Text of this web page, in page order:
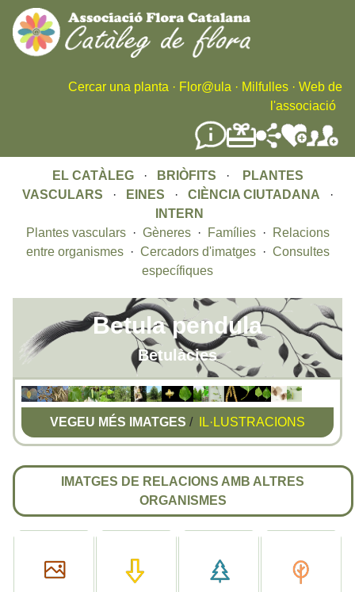
Skip
to
main
content
Cercar una planta · Flor@ula · Milfulles · Web de
l'associació
EL CATÀLEG· BRIÒFITS ·
PLANTES
VASCULARS · EINES · CIÈNCIA CIUTADANA ·
INTERN
Plantes vasculars· Gèneres· Famílies·
Relacions
entre organismes· Cercadors d'imatges· Consultes
específiques
Betula pendula
Betulàcies
VEGEU MÉS IMATGES / IL·LUSTRACIONS
IMATGES DE RELACIONS AMB ALTRES
ORGANISMES